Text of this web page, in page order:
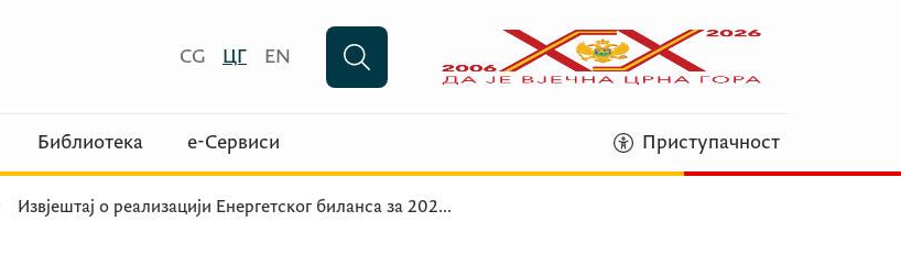
CG ЦГ EN
Библиотека е-Сервиси Приступачност
Извјештај о реализацији Енергетског биланса за 202...